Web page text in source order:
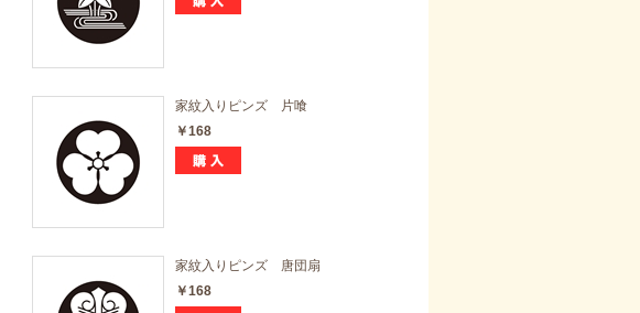
家紋入りピンズ 片喰
￥168
家紋入りピンズ 唐団扇
￥168